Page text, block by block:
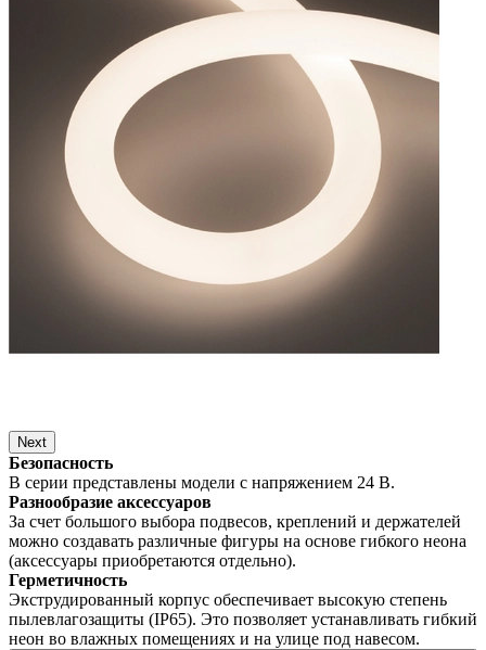
Next
Безопасность
В серии представлены модели с напряжением 24 В.
Разнообразие аксессуаров
За счет большого выбора подвесов, креплений и держателей
можно создавать различные фигуры на основе гибкого неона
(аксессуары приобретаются отдельно).
Герметичность
Экструдированный корпус обеспечивает высокую степень
пылевлагозащиты (IP65). Это позволяет устанавливать гибкий
неон во влажных помещениях и на улице под навесом.